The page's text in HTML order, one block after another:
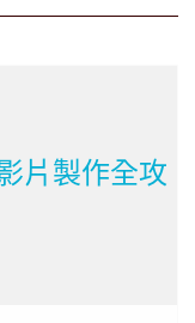
片製作全攻